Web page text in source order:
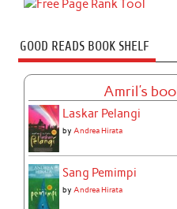
GOOD READS BOOK SHELF
Amril's
Laskar Pelangi
byAndrea Hirata
Sang Pemimpi
byAndrea Hirata